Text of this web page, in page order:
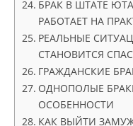
БРАК В ШТАТЕ
РАБОТАЕТ НА
РЕАЛЬНЫЕ
СТАНОВИТСЯ
ГРАЖДАНСКИЕ
ОДНОПОЛЫЕ
ОСОБЕННОСТИ
КАК ВЫЙТИ